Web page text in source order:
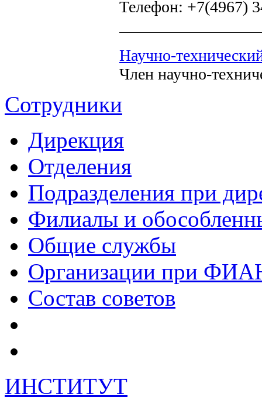
Телефон: +7(4967)
Научно-
Член научно-
Сотрудники
Дирекция
Отделения
Подразделения при
Филиалы и
Общие службы
Организации при
Состав советов
ИНСТИТУТ